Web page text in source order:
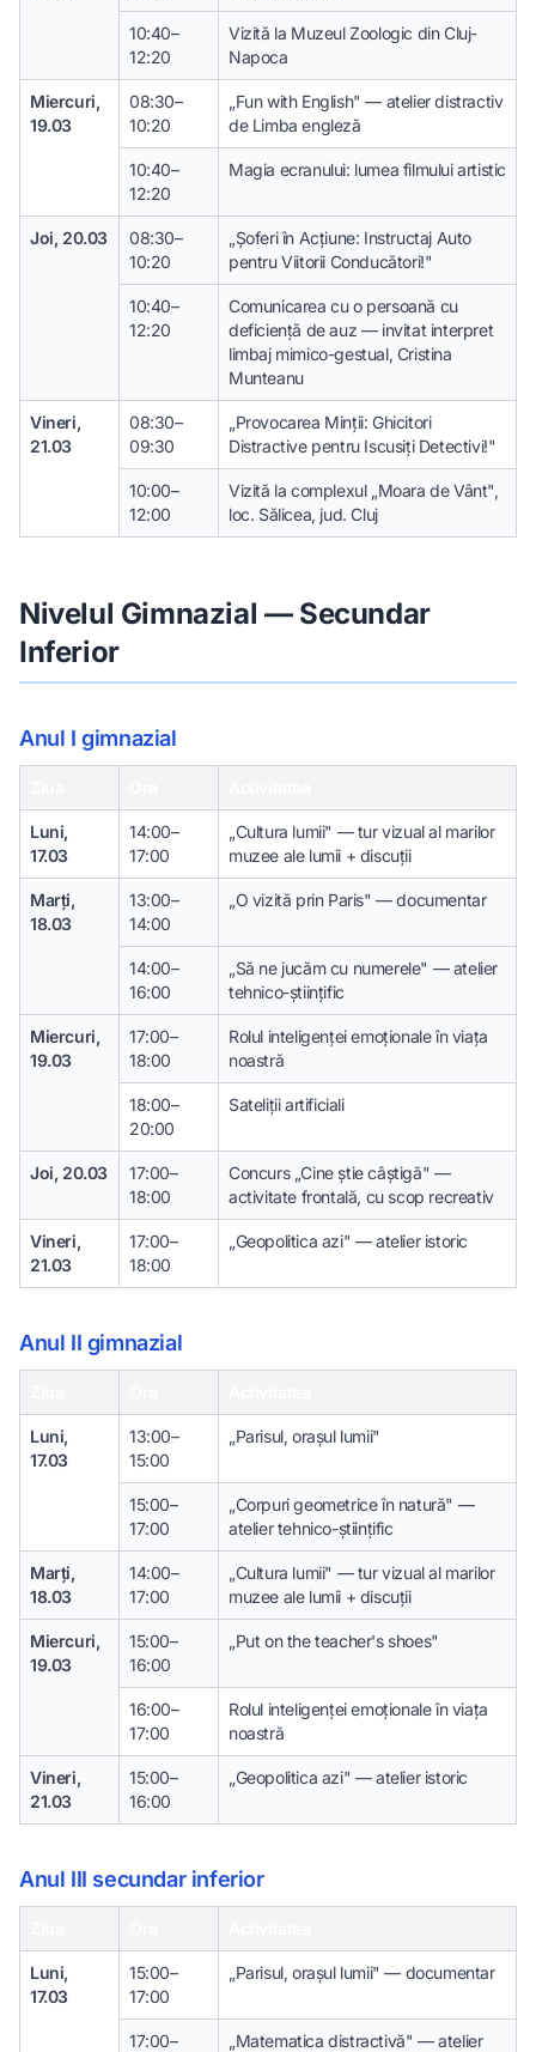
10:40–
12:20
Vizită la Muzeul Zoologic din Cluj-
Napoca
Miercuri,
19.03
08:30–
10:20
„Fun with English" — atelier distractiv
de Limba engleză
10:40–
12:20
Magia ecranului: lumea filmului artistic
Joi, 20.03
08:30–
10:20
„Șoferi în Acțiune: Instructaj Auto
pentru Viitorii Conducători!"
10:40–
12:20
Comunicarea cu o persoană cu
deficiență de auz — invitat interpret
limbaj mimico-gestual, Cristina
Munteanu
Vineri,
21.03
08:30–
09:30
„Provocarea Minții: Ghicitori
Distractive pentru Iscusiți Detectivi!"
10:00–
12:00
Vizită la complexul „Moara de Vânt",
loc. Sălicea, jud. Cluj
Nivelul Gimnazial — Secundar
Inferior
Anul I gimnazial
Luni,
17.03
14:00–
17:00
„Cultura lumii" — tur vizual al marilor
muzee ale lumii + discuții
Marți,
18.03
13:00–
14:00
„O vizită prin Paris" — documentar
14:00–
16:00
„Să ne jucăm cu numerele" — atelier
tehnico-științific
Miercuri,
19.03
17:00–
18:00
Rolul inteligenței emoționale în viața
noastră
18:00–
20:00
Sateliții artificiali
Joi, 20.03
17:00–
18:00
Concurs „Cine știe câștigă" —
activitate frontală, cu scop recreativ
Vineri,
21.03
17:00–
18:00
„Geopolitica azi" — atelier istoric
Anul II gimnazial
Luni,
17.03
13:00–
15:00
„Parisul, orașul lumii"
15:00–
17:00
„Corpuri geometrice în natură" —
atelier tehnico-științific
Marți,
18.03
14:00–
17:00
„Cultura lumii" — tur vizual al marilor
muzee ale lumii + discuții
Miercuri,
19.03
15:00–
16:00
„Put on the teacher's shoes"
16:00–
17:00
Rolul inteligenței emoționale în viața
noastră
Vineri,
21.03
15:00–
16:00
„Geopolitica azi" — atelier istoric
Anul III secundar inferior
Luni,
17.03
15:00–
17:00
„Parisul, orașul lumii" — documentar
17:00–
„Matematica distractivă" — atelier